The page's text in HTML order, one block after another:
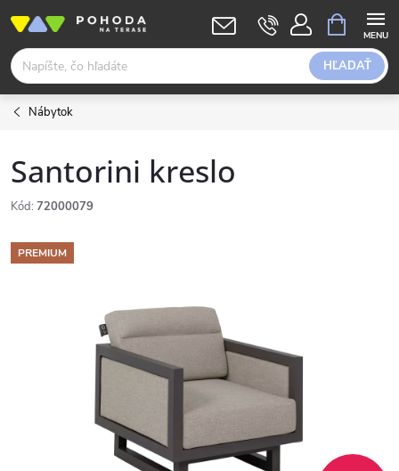
obsah
HĽADAŤ
KOŠÍK
Nábytok
Santorini kreslo
Kód: 72000079
PREMIUM